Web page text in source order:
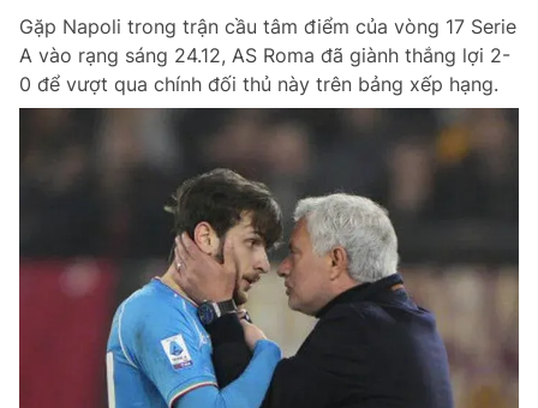
Gặp Napoli trong trận cầu tâm điểm của vòng 17 Serie
A vào rạng sáng 24.12, AS Roma đã giành thắng lợi 2-
0 để vượt qua chính đối thủ này trên bảng xếp hạng.